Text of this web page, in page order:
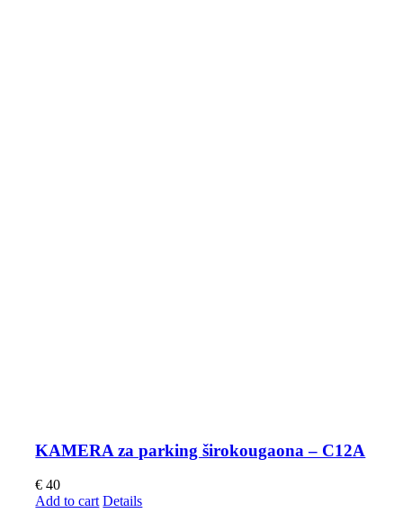
KAMERA za parking širokougaona – C12A
€ 40
Add to cart Details